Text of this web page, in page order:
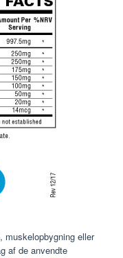
eller
af de anvendte